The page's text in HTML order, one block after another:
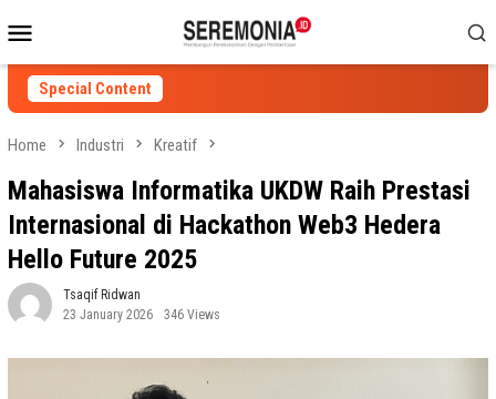
to
contentMenu
Special Content
Home Industri Kreatif
Mahasiswa Informatika UKDW Raih Prestasi
Internasional di Hackathon Web3 Hedera
Hello Future 2025
Tsaqif Ridwan
23 January 2026
346 Views